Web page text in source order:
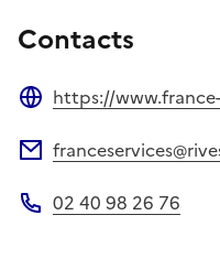
Contacts
https://
02 40 98 26 76